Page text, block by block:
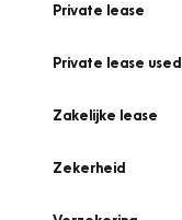
Private lease
Private lease used
Zakelijke lease
Zekerheid